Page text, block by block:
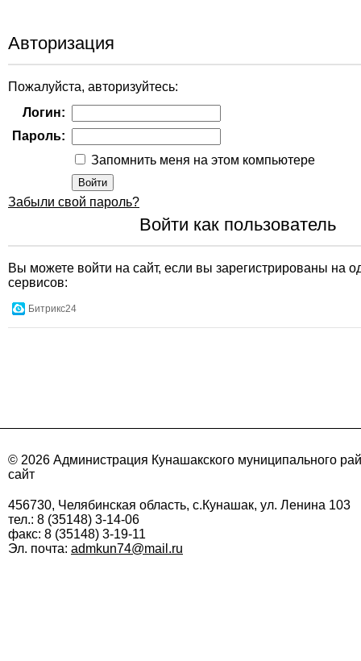
Авторизация
Пожалуйста, авторизуйтесь:
Логин:
Пароль:
Запомнить меня на этом компьютере
Забыли свой пароль?
Войти как пользователь
Вы можете войти на сайт, если вы зарегистрированы на
сервисов:
Битрикс24
© 2026 Администрация Кунашакского муниципального
сайт
456730, Челябинская область, с.Кунашак, ул. Ленина 103
тел.: 8 (35148) 3-14-06
факс: 8 (35148) 3-19-11
Эл. почта: admkun74@mail.ru